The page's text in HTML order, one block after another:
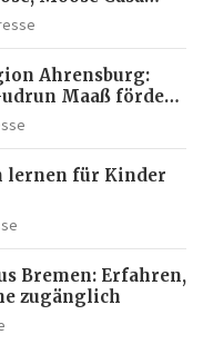
Brasil |
für Bildung
Ahrensburg:
Maaß fördert
Frauen
lernen für Kinder
Bremen: Erfahren,
zugänglich